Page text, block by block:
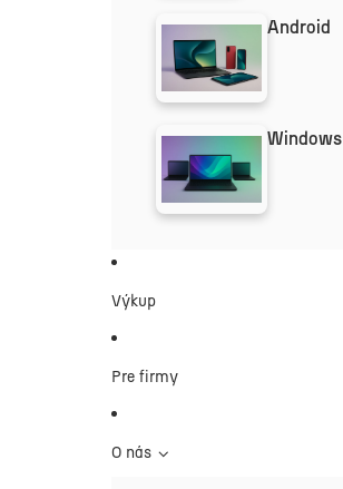
Android
Windows
Výkup
Pre firmy
O nás